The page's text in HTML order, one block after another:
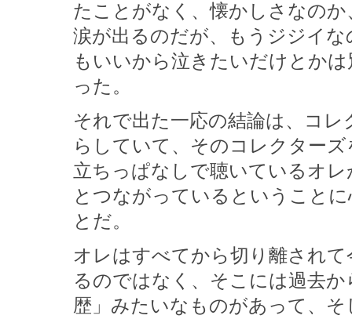
たことがなく、懐かしさなの
涙が出るのだが、もうジジイ
もいいから泣きたいだけとか
った。
それで出た一応の結論は、コ
らしていて、そのコレクター
立ちっぱなしで聴いているオ
とつながっているということ
とだ。
オレはすべてから切り離され
るのではなく、そこには過去
歴」みたいなものがあって、